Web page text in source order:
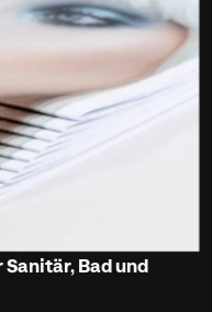
Sanitär, Bad und